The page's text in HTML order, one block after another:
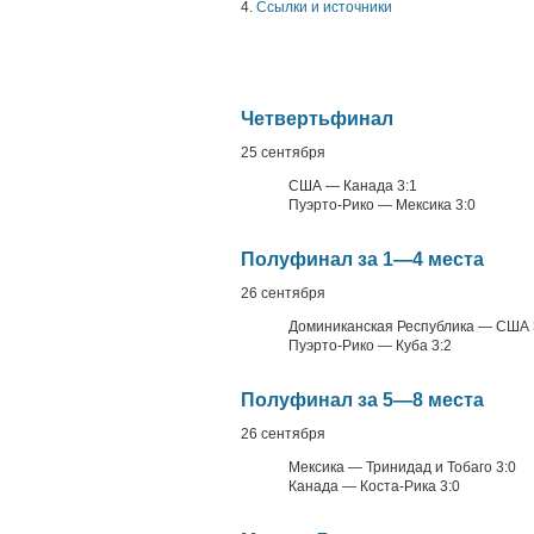
4. Ссылки и источники
Четвертьфинал
25 сентября
США — Канада 3:1
Пуэрто-Рико — Мексика 3:0
Полуфинал за 1—4 места
26 сентября
Доминиканская Республика — США
Пуэрто-Рико — Куба 3:2
Полуфинал за 5—8 места
26 сентября
Мексика — Тринидад и Тобаго 3:0
Канада — Коста-Рика 3:0